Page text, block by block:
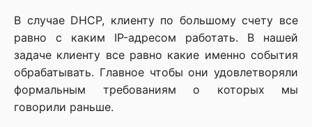
В случае DHCP, клиенту по большому счету все
равно с каким IP-адресом работать. В нашей
задаче клиенту все равно какие именно события
обрабатывать. Главное чтобы они удовлетворяли
формальным требованиям о которых мы
говорили раньше.